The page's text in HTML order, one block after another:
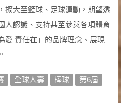
擴大至籃球、足球運動，期望透
人認識、支持甚至參與各項體育
愛 責任在」的品牌理念、展現
全球人壽 棒球 第6屆